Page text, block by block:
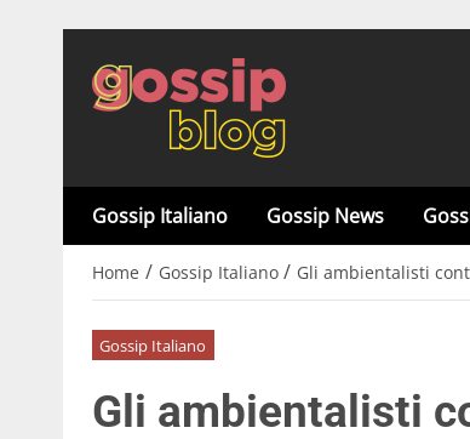
Gossip Italiano Gossip News
Home / Gossip Italiano / Gli ambientalisti
Gossip Italiano
Gli ambientalisti